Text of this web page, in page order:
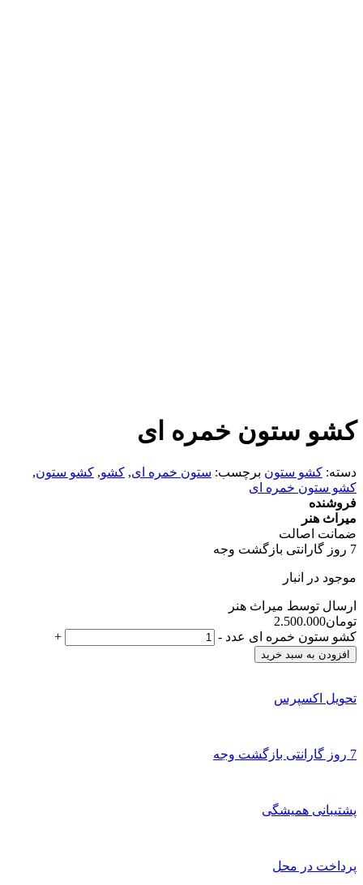
کشو ستون خمره ای
دسته: کشو ستون برچسب: ستون خمره ای, کشو, کشو ستون,
کشو ستون خمره ای
فروشنده
میراث هنر
ضمانت اصالت
7 روز گارانتی بازگشت وجه
موجود در انبار
ارسال توسط میراث هنر
تومان2.500.000
کشو ستون خمره ای عدد -
+
افزودن به سبد خرید
تحویل اکسپرس
7 روز گارانتی بازگشت وجه
پشتیبانی همیشگی
پرداخت در محل